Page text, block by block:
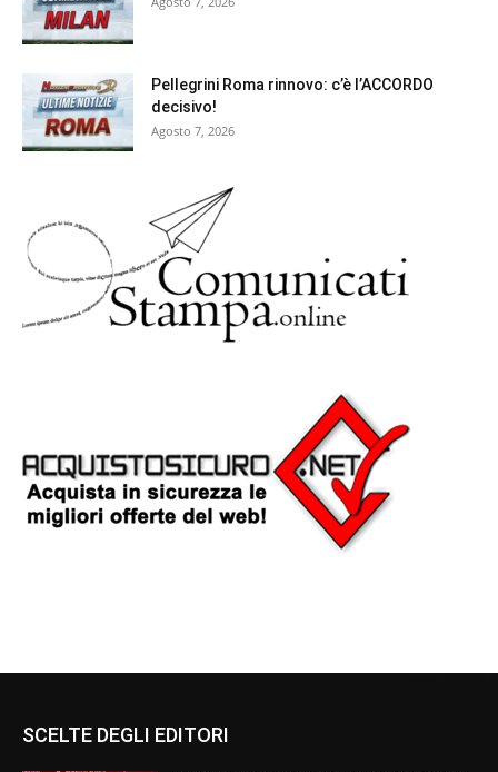
Pellegrini Roma rinnovo: c’è l’ACCORDO
decisivo!
Agosto 7, 2026
SCELTE DEGLI EDITORI